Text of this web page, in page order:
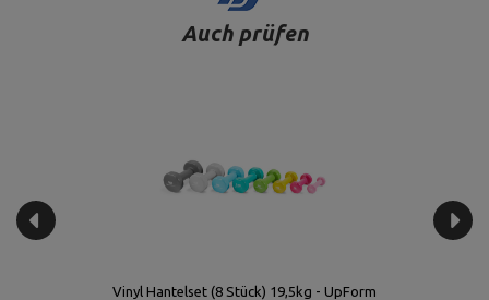
Auch prüfen
Vinyl Hantelset (8 Stück) 19,5kg - UpForm